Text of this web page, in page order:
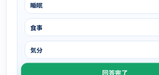
睡眠
食事
気分
回答完了